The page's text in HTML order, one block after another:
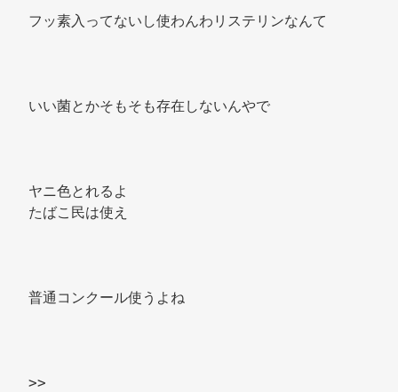
フッ素入ってないし使わんわリステリンなんて
いい菌とかそもそも存在しないんやで
ヤニ色とれるよ
たばこ民は使え
普通コンクール使うよね
>>